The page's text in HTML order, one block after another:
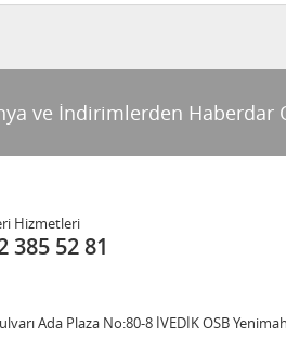
ve İndirimlerden Haberdar
Hizmetleri
385 52 81
Ada Plaza No:80-8 İVEDİK OSB